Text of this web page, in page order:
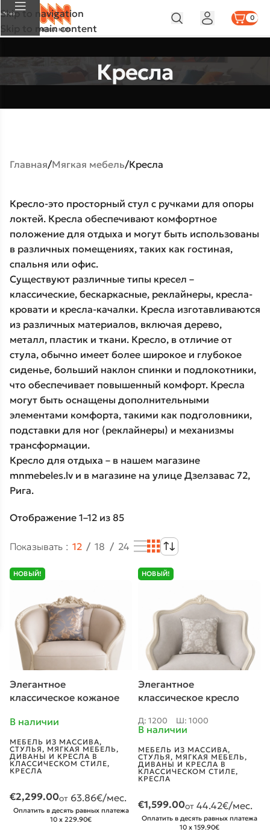
Skip to navigation
Skip to main content
Меню 0
Кресла
Главная Мягкая мебель Кресла
Кресло-это просторный стул с ручками для опоры
локтей. Кресла обеспечивают комфортное
положение для отдыха и могут быть использованы
в различных помещениях, таких как гостиная,
спальня или офис.
Существуют различные типы кресел –
классические, бескаркасные, реклайнеры, кресла-
кровати и кресла-качалки. Кресла изготавливаются
из различных материалов, включая дерево,
металл, пластик и ткани. Кресло, в отличие от
стула, обычно имеет более широкое и глубокое
сиденье, больший наклон спинки и подлокотники,
что обеспечивает повышенный комфорт. Кресла
могут быть оснащены дополнительными
элементами комфорта, такими как подголовники,
подставки для ног (реклайнеры) и механизмы
трансформации.
Кресло для отдыха – в нашем магазине
mnmebeles.lv и в магазине на улице Дзелзавас 72,
Рига.
Отображение 1–12 из 85
Показывать 12 18 24
НОВЫЙ!
Элегантное
классическое кожаное
«MKS2990»
В наличии
МЕБЕЛЬ ИЗ МАССИВА,
СТУЛЬЯ , МЯГКАЯ МЕБЕЛЬ,
ДИВАНЫ И КРЕСЛА В
КЛАССИЧЕСКОМ СТИЛЕ,
КРЕСЛА
€2,299.00от 63.86€/мес.
Оплатить в десять равных платежа
10 x 229.90€
НОВЫЙ!
Элегантное
классическое кресло
Д: 1200 Ш: 1000
В наличии
МЕБЕЛЬ ИЗ МАССИВА,
СТУЛЬЯ , МЯГКАЯ МЕБЕЛЬ,
ДИВАНЫ И КРЕСЛА В
КЛАССИЧЕСКОМ СТИЛЕ,
КРЕСЛА
€1,599.00от 44.42€/мес.
Оплатить в десять равных платежа
10 x 159.90€